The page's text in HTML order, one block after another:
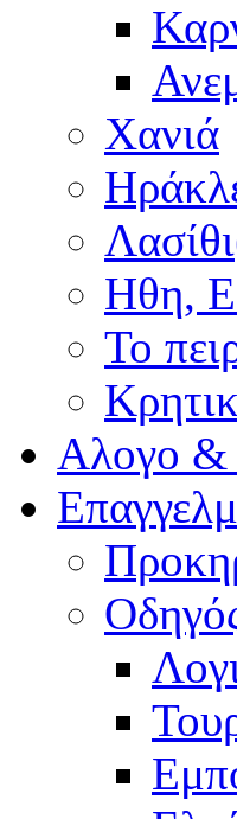
Χανιά
Ηθη,
Το
Αλογο &